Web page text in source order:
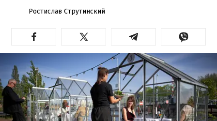
Ростислав Струтинский